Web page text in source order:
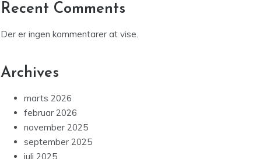
Recent Comments
Der er ingen kommentarer at vise.
Archives
marts 2026
februar 2026
november 2025
september 2025
juli 2025